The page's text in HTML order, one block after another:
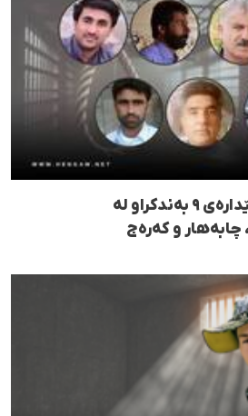
جێبەجێکرانی سزای سێدارەی ٩ بەندکراو لە
چابەهار و کەرەج